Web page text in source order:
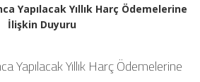
Yapılacak Yıllık Harç Ödemelerine
İlişkin Duyuru
Yapılacak Yıllık Harç Ödemelerine